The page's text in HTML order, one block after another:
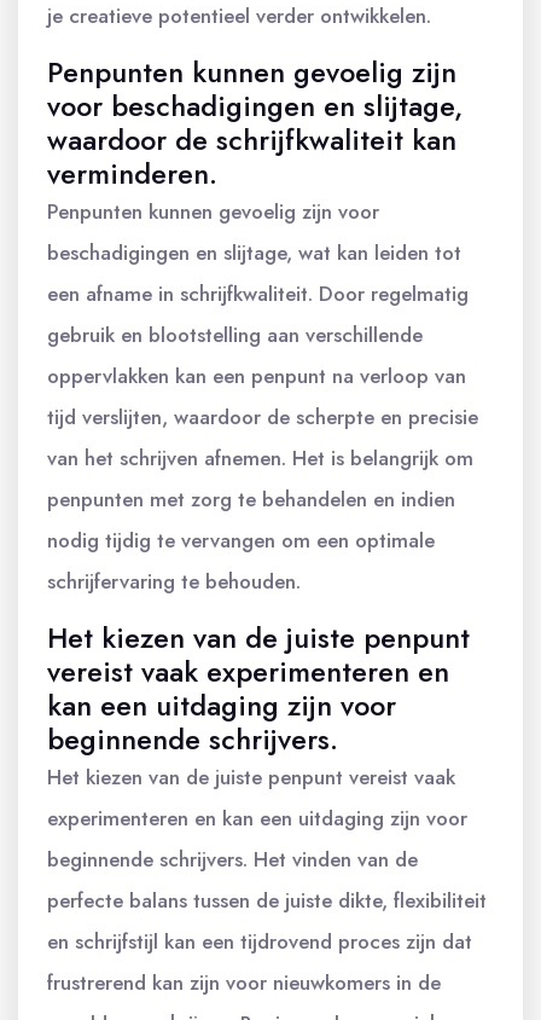
je creatieve potentieel verder ontwikkelen.
Penpunten kunnen gevoelig zijn
voor beschadigingen en slijtage,
waardoor de schrijfkwaliteit kan
verminderen.
Penpunten kunnen gevoelig zijn voor
beschadigingen en slijtage, wat kan leiden tot
een afname in schrijfkwaliteit. Door regelmatig
gebruik en blootstelling aan verschillende
oppervlakken kan een penpunt na verloop van
tijd verslijten, waardoor de scherpte en precisie
van het schrijven afnemen. Het is belangrijk om
penpunten met zorg te behandelen en indien
nodig tijdig te vervangen om een optimale
schrijfervaring te behouden.
Het kiezen van de juiste penpunt
vereist vaak experimenteren en
kan een uitdaging zijn voor
beginnende schrijvers.
Het kiezen van de juiste penpunt vereist vaak
experimenteren en kan een uitdaging zijn voor
beginnende schrijvers. Het vinden van de
perfecte balans tussen de juiste dikte, flexibiliteit
en schrijfstijl kan een tijdrovend proces zijn dat
frustrerend kan zijn voor nieuwkomers in de